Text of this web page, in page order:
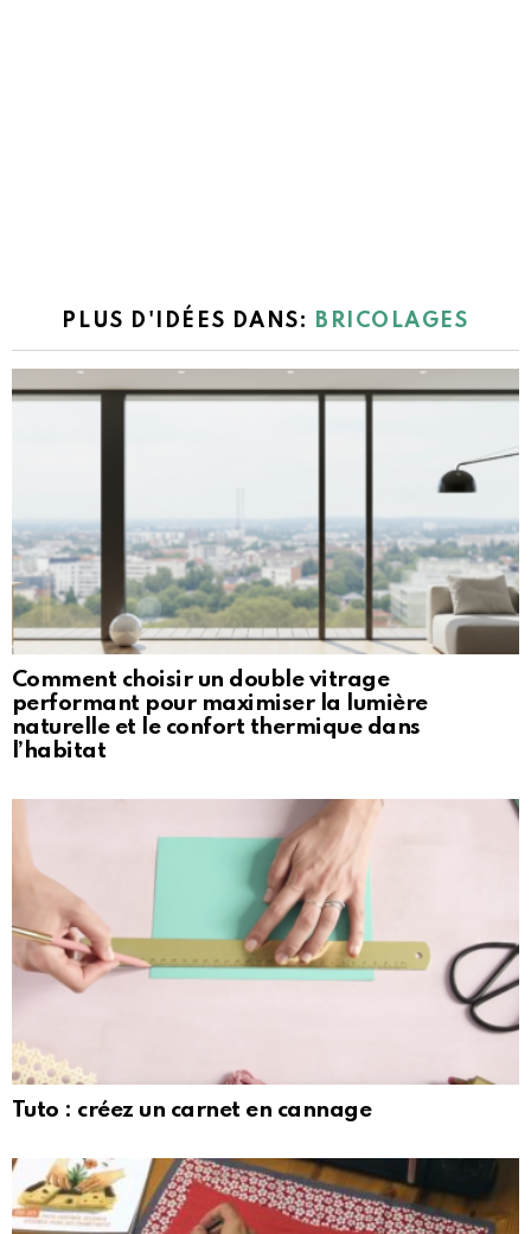
PLUS D'IDÉES DANS: BRICOLAGES
Comment choisir un double vitrage
performant pour maximiser la lumière
naturelle et le confort thermique dans
l’habitat
Tuto : créez un carnet en cannage